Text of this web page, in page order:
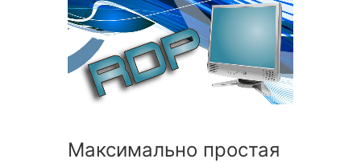
Максимально простая